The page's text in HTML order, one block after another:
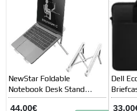
NewStar Foldable
Notebook Desk Stand
(ergonomic)
44.00€
Dell